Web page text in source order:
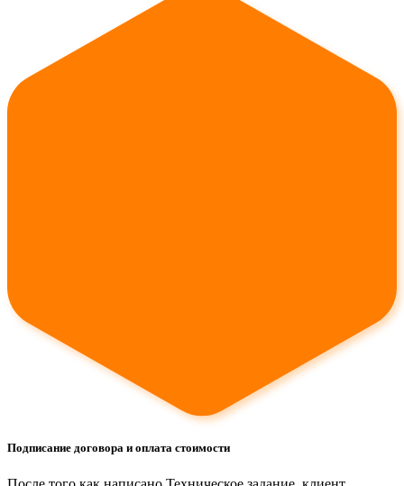
Подписание договора и оплата стоимости